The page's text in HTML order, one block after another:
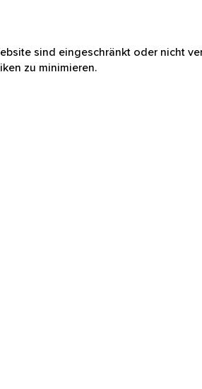
sind eingeschränkt oder nicht
zu minimieren.